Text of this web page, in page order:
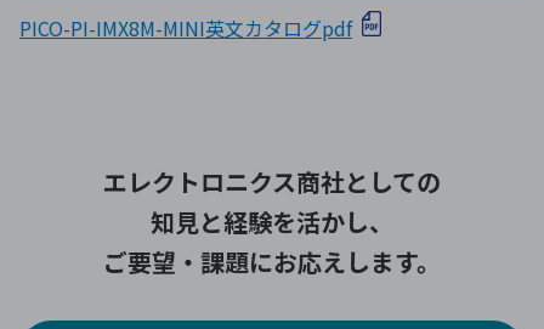
PICO-PI-IMX8M-MINI英文カタログpdf
エレクトロニクス商社としての
知見と経験を活かし、
ご要望・課題にお応えします。